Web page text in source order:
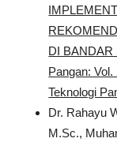
DI BANDAR
Pangan:
Teknologi
Dr. Rahayu
M.Sc.,